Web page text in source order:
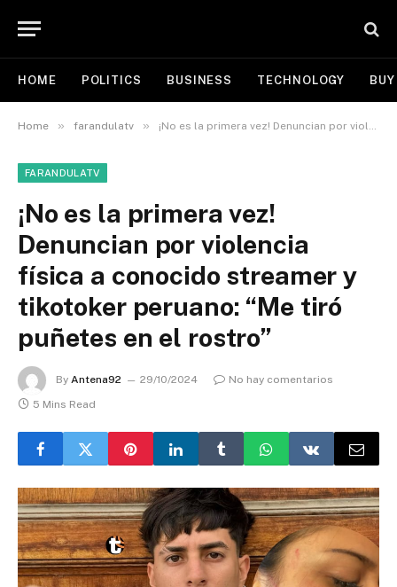
HOME POLITICS BUSINESS TECHNOLOGY
Home » farandulatv » ¡No es la primera vez! Denuncian por violencia física a conocido streamer y tikotoker peruano: “Me tiró puñetes en el rostro”
FARANDULATV
¡No es la primera vez!
Denuncian por violencia
física a conocido streamer y
tikotoker peruano: “Me tiró
puñetes en el rostro”
By Antena92 29/10/2024
No hay comentarios
5 Mins Read